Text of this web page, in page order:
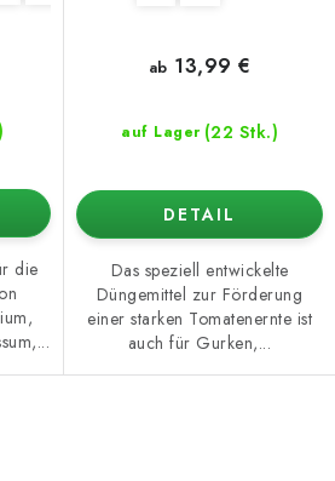
die
auf Lager (22 Stk.)
ab 13,99 €
DETAIL
Das speziell entwickelte
Düngemittel zur Förderung
einer starken Tomatenernte ist
auch für Gurken,...